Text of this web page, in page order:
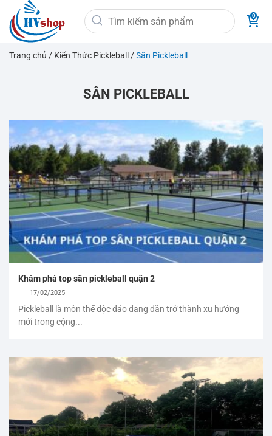
qua
nội
dung
Tìm
kiếm:
Trang chủ / Kiến Thức Pickleball /Sân Pickleball
SÂN PICKLEBALL
Khám phá top sân pickleball quận 2
17/02/2025
Pickleball là môn thể độc đáo đang dần trở thành xu hướng
mới trong cộng...